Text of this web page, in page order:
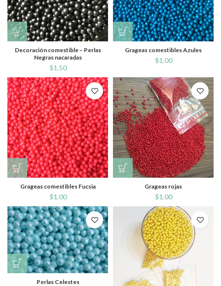
Decoración comestible – Perlas
Negras nacaradas
$1.50
Grageas comestibles Azules
$1.00
Grageas comestibles Fucsia
$1.00
Grageas rojas
$1.00
Perlas Celestes